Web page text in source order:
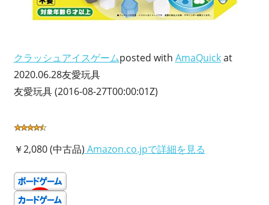
クラッシュアイスゲームposted with AmaQuickat
2020.06.28友愛玩具
友愛玩具 (2016-08-27T00:00:01Z)
￥2,080 (中古品) Amazon.co.jpで詳細を見る